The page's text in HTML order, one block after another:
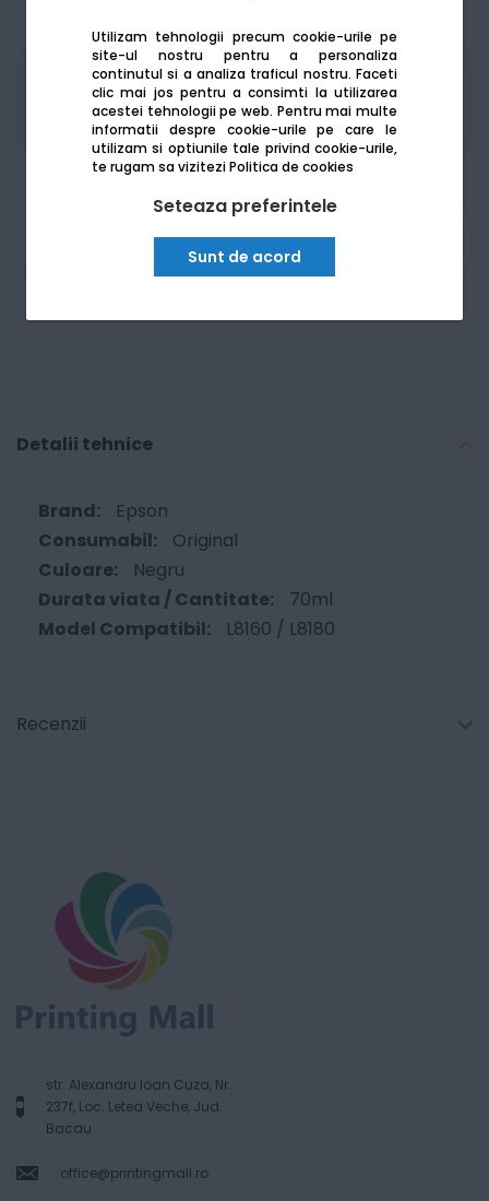
Utilizam tehnologii precum cookie-urile pe
site-ul nostru pentru a personaliza
continutul si a analiza traficul nostru. Faceti
clic mai jos pentru a consimti la utilizarea
acestei tehnologii pe web. Pentru mai multe
informatii despre cookie-urile pe care le
utilizam si optiunile tale privind cookie-urile,
te rugam sa viziteziPolitica de cookies
Seteaza preferintele
Sunt de acord
Produsele sunt disponibile pe platforma de
achizitii publiceSEAP/SICAP
Am nevoie de ajutor
Detalii tehnice
Epson
Original
Negru
70ml
L8160 / L8180
Recenzii
str. Alexandru Ioan Cuza, Nr.
237f, Loc. Letea Veche, Jud.
Bacau
office@printingmall.ro